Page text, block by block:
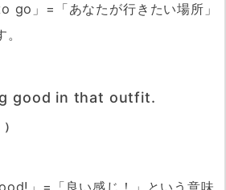
go」=「あなたが行きたい場所」
good in that outfit.
」=「良い感じ！」という意味